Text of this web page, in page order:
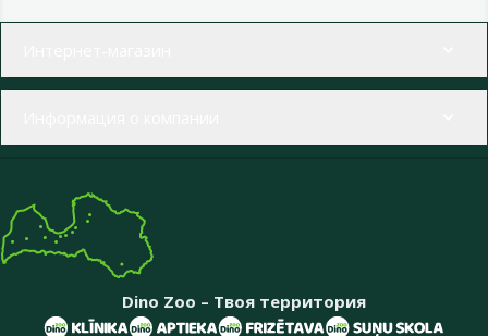
Dino Zoo – Твоя территория